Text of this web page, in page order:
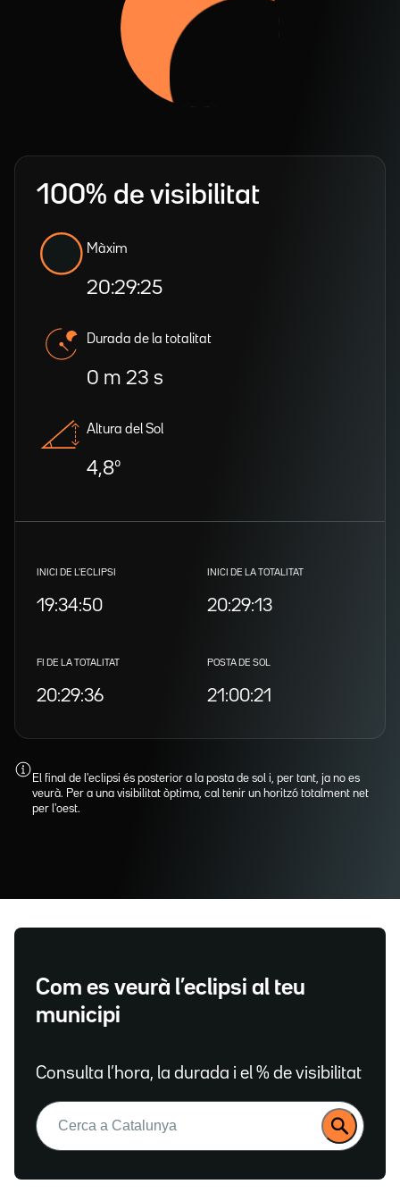
100% de visibilitat
Màxim
20:29:25
Durada de la totalitat
0 m 23 s
Altura del Sol
4,8º
INICI DE L'ECLIPSI
19:34:50
INICI DE LA TOTALITAT
20:29:13
FI DE LA TOTALITAT
20:29:36
POSTA DE SOL
21:00:21
El final de l'eclipsi és posterior a la posta de sol i, per tant, ja no es
veurà. Per a una visibilitat òptima, cal tenir un horitzó totalment net
per l'oest.
Com es veurà l’eclipsi al teu
municipi
Consulta l’hora, la durada i el % de visibilitat
Buscar: